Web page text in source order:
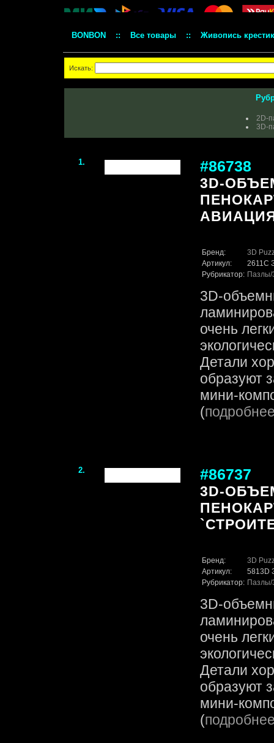
BONBON :: Все товары :: Живопись
Искать:
2D-
3D-
1. #86738
3D-
Бренд:
3D
Артикул:
2611C
Рубрикатор: Пазлы/
3D-
очень
Детали
образуют
мини-
(
2. #86737
3D-
Бренд:
3D
Артикул:
5813D
Рубрикатор: Пазлы/
3D-
очень
Детали
образуют
мини-
(